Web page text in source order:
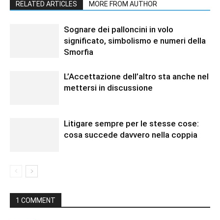
RELATED ARTICLES MORE FROM AUTHOR
Sognare dei palloncini in volo
significato, simbolismo e numeri della
Smorfia
L’Accettazione dell’altro sta anche nel
mettersi in discussione
Litigare sempre per le stesse cose:
cosa succede davvero nella coppia
1 COMMENT